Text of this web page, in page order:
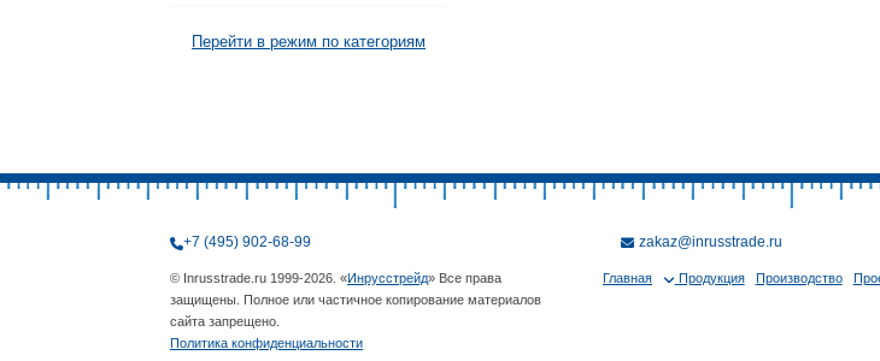
Перейти в режим по категориям
+7 (495) 902-68-99 zakaz@inrusstrade.ru
© Inrusstrade.ru 1999-2026. «Инрусстрейд» Все права
защищены. Полное или частичное копирование материалов
сайта запрещено.
Политика конфиденциальности
Главная Продукция Производство